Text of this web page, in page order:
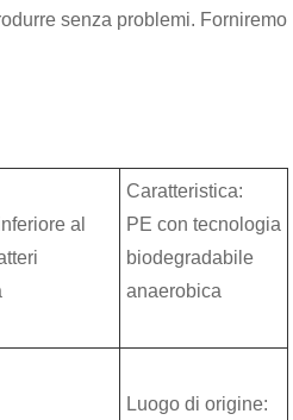
senza problemi. Forniremo
al
Caratteristica:
PE con tecnologia
biodegradabile
anaerobica
Luogo di origine: